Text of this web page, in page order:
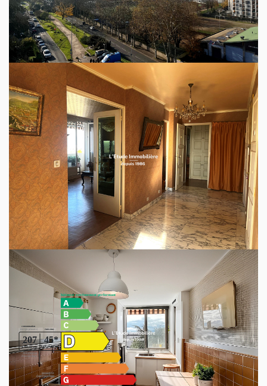
Cet appartement spacieux comprend une grande entrée
avec nombreux rangements, facilitant l'organisation
quotidienne et desservant les différentes pièces.
Dont un séjour double lumineux donnant sur deux balcons,
parfaits pour profiter de l'extérieur et une cuisine séparée,
Côté nuit vous trouverez trois chambres dont une avec sa
loggia et sa salle d'eau attenante; une salle de bains et des
WC indépendants.
En complément, ce bien inclut une cave et la possibilité
d'acquéreur un box fermé pour votre véhicule en
supplément du prix.
Idéalement situé à proximité des transports en commun
(bus 33, C1, C2, 38) et à seulement 10 minutes à pied ou
en vélo du métro Cuire via la Voie Verte, il allie praticité et
qualité de vie.
Un cadre agréable et fonctionnel, à visiter sans attendre !
Diagnostics énergétiques